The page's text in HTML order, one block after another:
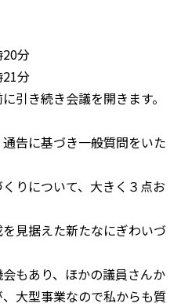
分
分
続き会議を開きます。
に基づき一般質問をいた
りについて、大きく３点お
見据えた新たなにぎわいづ
もあり、ほかの議員さんか
大型事業なので私からも質